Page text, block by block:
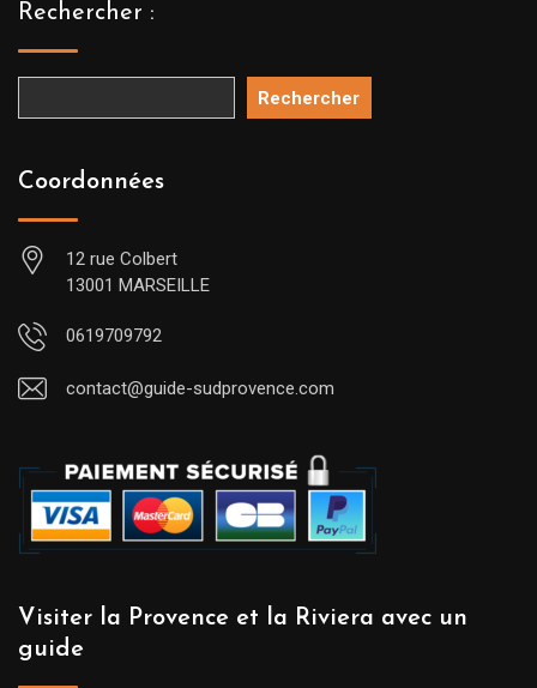
Rechercher :
Rechercher
Coordonnées
12 rue Colbert
13001 MARSEILLE
0619709792
contact@guide-sudprovence.com
Visiter la Provence et la Riviera avec un
guide